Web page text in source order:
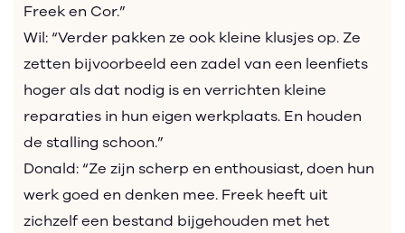
Freek en Cor.”
Wil: “Verder pakken ze ook kleine klusjes op. Ze
zetten bijvoorbeeld een zadel van een leenfiets
hoger als dat nodig is en verrichten kleine
reparaties in hun eigen werkplaats. En houden
de stalling schoon.”
Donald: “Ze zijn scherp en enthousiast, doen hun
werk goed en denken mee. Freek heeft uit
zichzelf een bestand bijgehouden met het